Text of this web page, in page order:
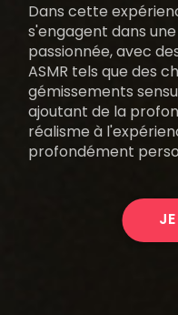
Dans cette
s'engagent dans
passionnée, avec
ASMR tels que des
gémissements
ajoutant de la
réalisme à
profondément